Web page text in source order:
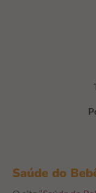
Saúde do